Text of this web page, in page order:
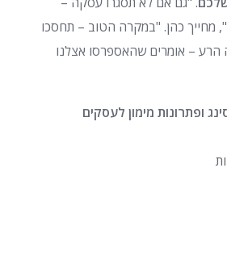
מחייך כהן. "במקרה הטוב – תחסכו
– אומרים שהאספרסו אצלנו
ופתרונות מימון לעסקים